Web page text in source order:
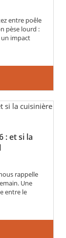
entre poêle
pèse lourd :
impact
: et si la
rappelle
Une
entre le